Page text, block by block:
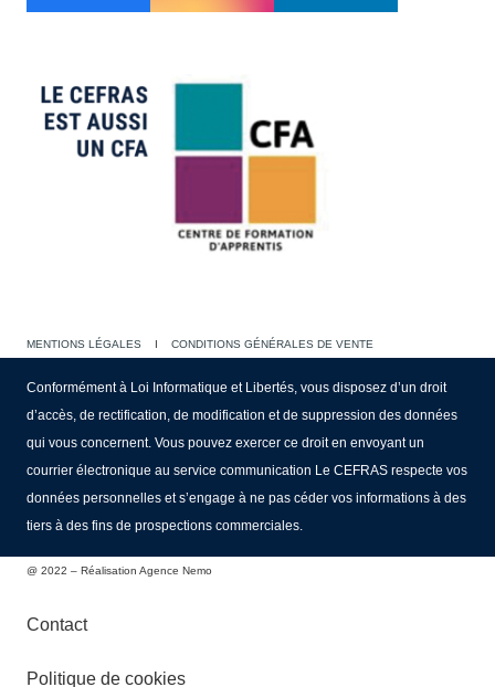
MENTIONS LÉGALES CONDITIONS GÉNÉRALES DE VENTE
Conformément à Loi Informatique et Libertés, vous disposez d’un droit
d’accès, de rectification, de modification et de suppression des données
qui vous concernent. Vous pouvez exercer ce droit en envoyant un
courrier électronique au service communication Le CEFRAS respecte vos
données personnelles et s’engage à ne pas céder vos informations à des
tiers à des fins de prospections commerciales.
@ 2022 – Réalisation Agence Nemo
Contact
Politique de cookies